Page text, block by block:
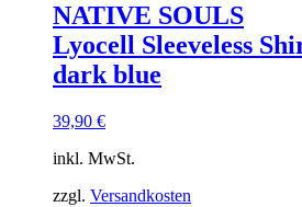
NATIVE SOULS
Lyocell Sleeveless
dark blue
39,90 €
inkl. MwSt.
zzgl. Versandkosten